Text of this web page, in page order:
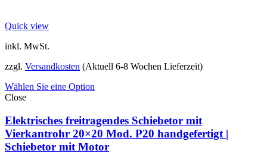
Quick view
inkl. MwSt.
zzgl. Versandkosten (Aktuell 6-8 Wochen Lieferzeit)
Wählen Sie eine Option
Close
Elektrisches freitragendes Schiebetor mit
Vierkantrohr 20×20 Mod. P20 handgefertigt |
Schiebetor mit Motor